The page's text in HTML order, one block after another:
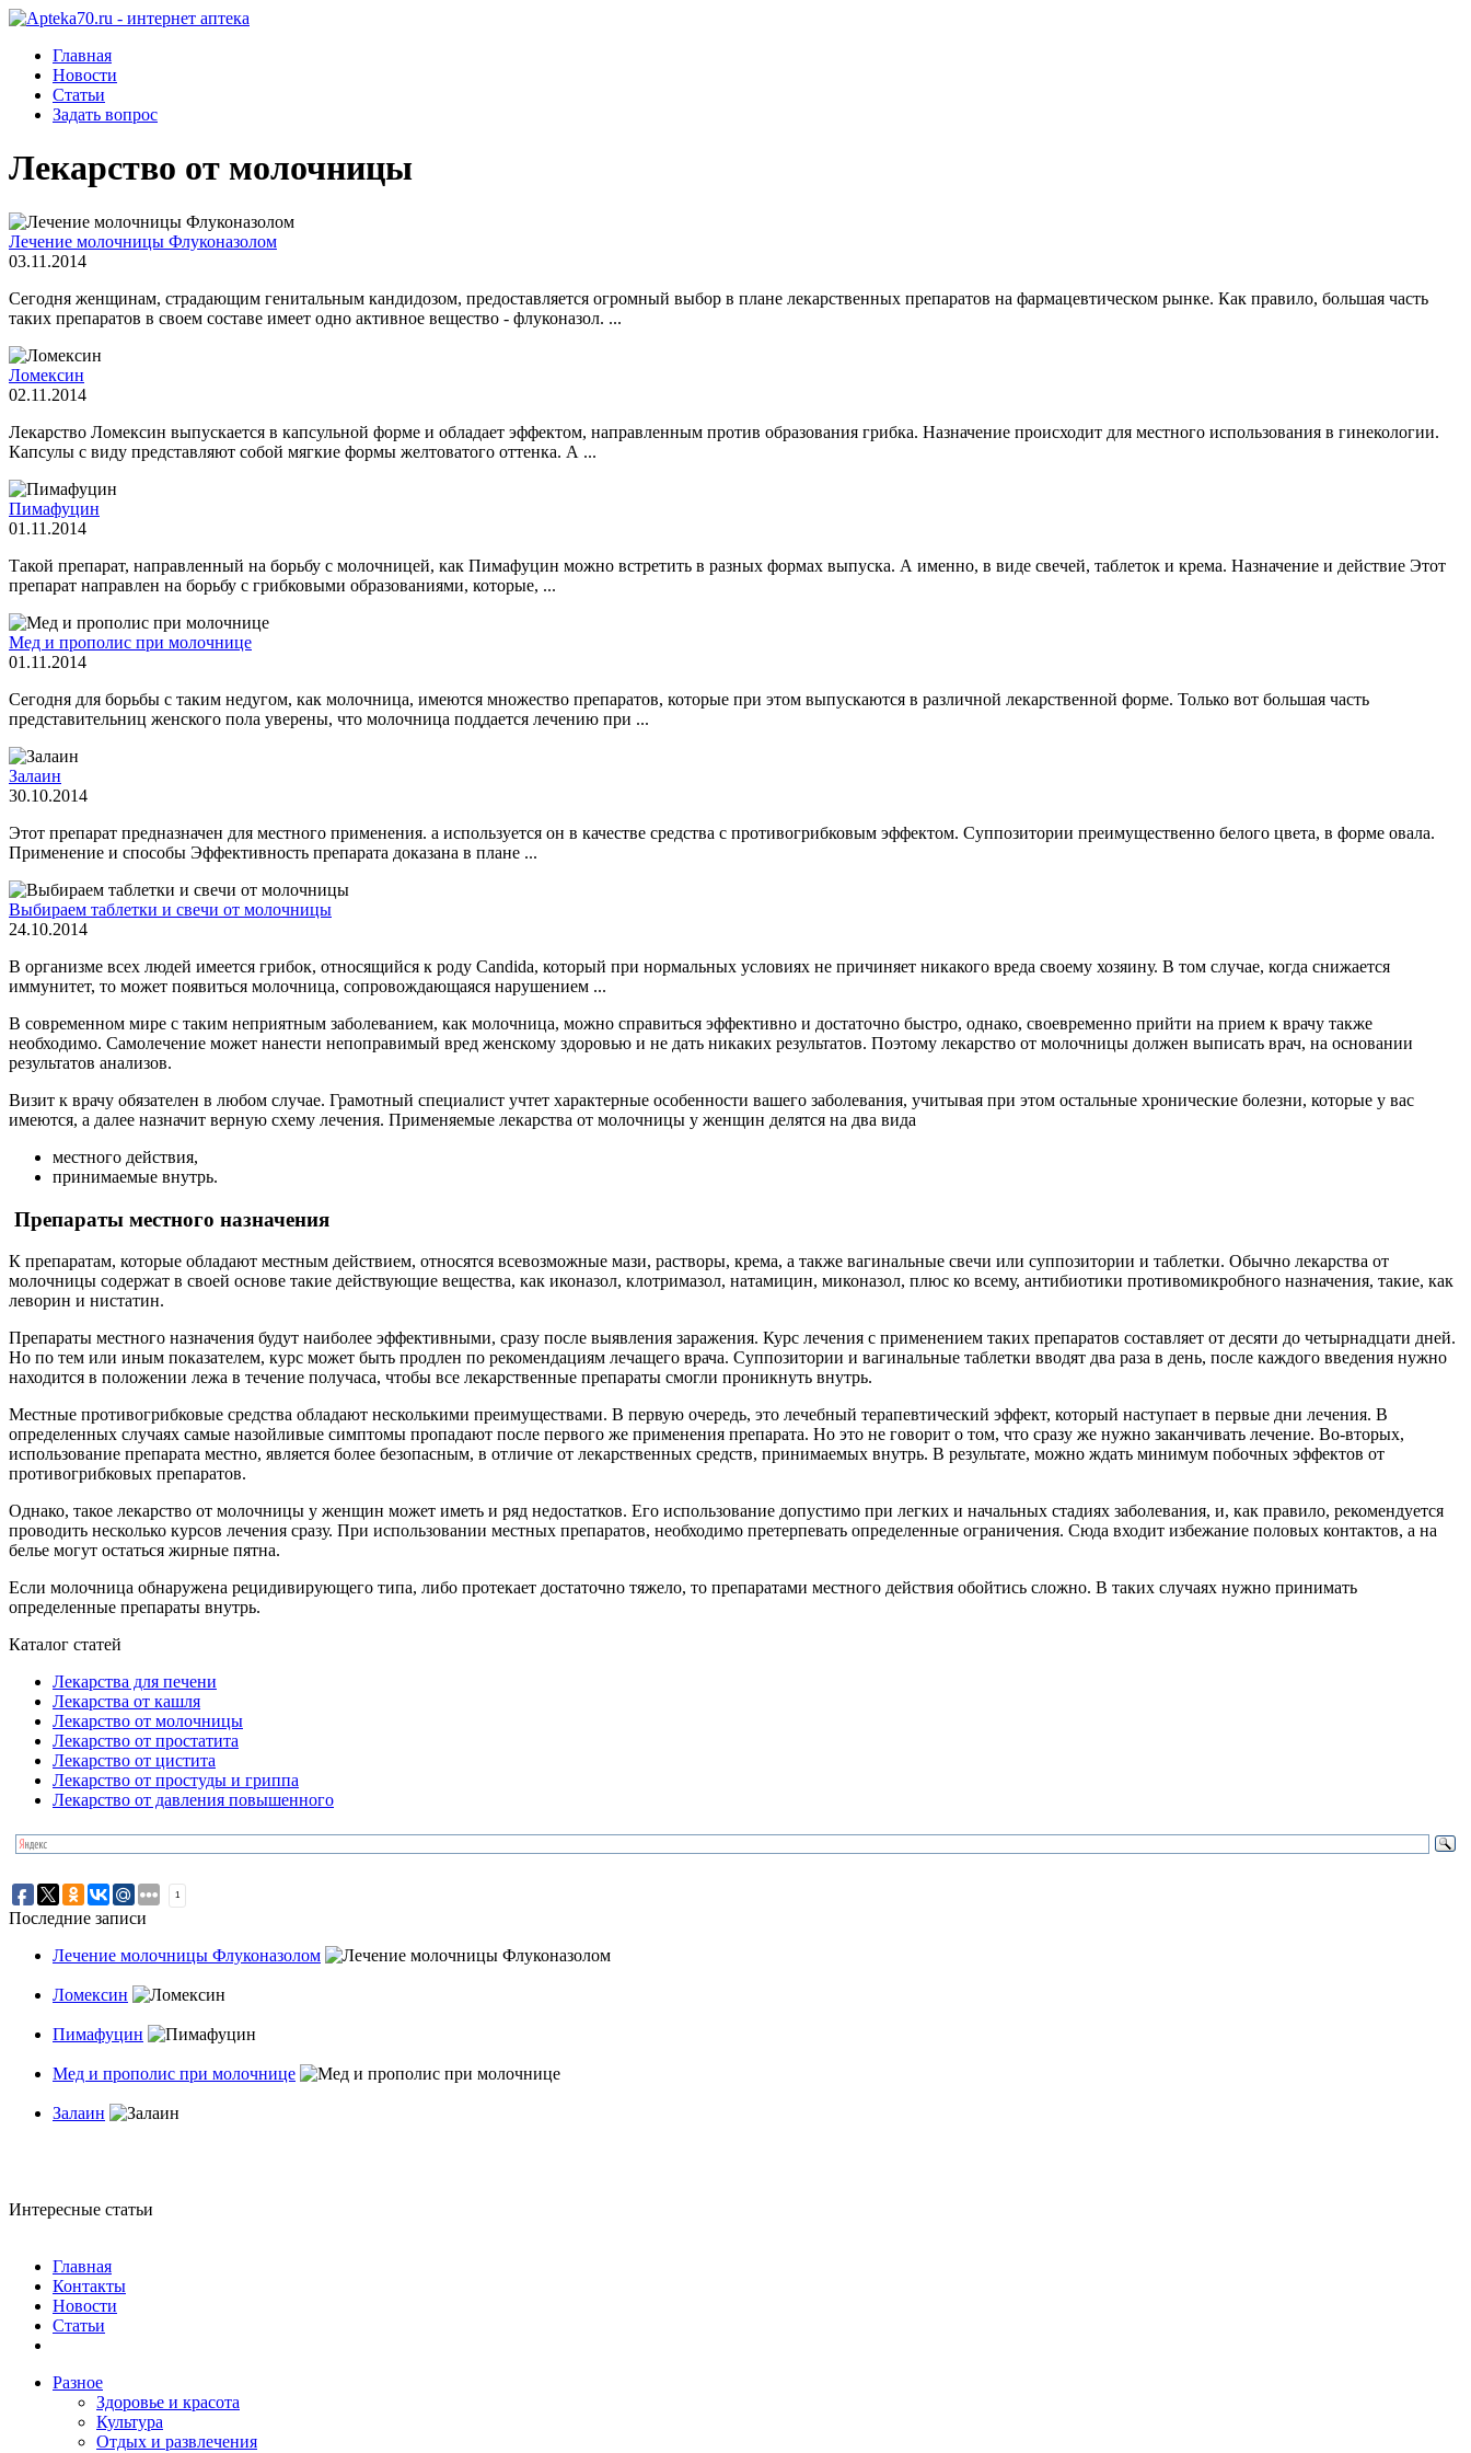
Главная
Новости
Статьи
Задать вопрос
Лекарство от молочницы
Лечение молочницы Флуконазолом
03.11.2014
Сегодня женщинам, страдающим генитальным кандидозом, предоставляется огромный выбор в плане лекарственных препаратов на фармацевтическом рынке. Как правило, большая часть
таких препаратов в своем составе имеет одно активное вещество - флуконазол. ...
Ломексин
02.11.2014
Лекарство Ломексин выпускается в капсульной форме и обладает эффектом, направленным против образования грибка. Назначение происходит для местного использования в гинекологии.
Капсулы с виду представляют собой мягкие формы желтоватого оттенка. А ...
Пимафуцин
01.11.2014
Такой препарат, направленный на борьбу с молочницей, как Пимафуцин можно встретить в разных формах выпуска. А именно, в виде свечей, таблеток и крема. Назначение и действие Этот
препарат направлен на борьбу с грибковыми образованиями, которые, ...
Мед и прополис при молочнице
01.11.2014
Сегодня для борьбы с таким недугом, как молочница, имеются множество препаратов, которые при этом выпускаются в различной лекарственной форме. Только вот большая часть
представительниц женского пола уверены, что молочница поддается лечению при ...
Залаин
30.10.2014
Этот препарат предназначен для местного применения. а используется он в качестве средства с противогрибковым эффектом. Суппозитории преимущественно белого цвета, в форме овала.
Применение и способы Эффективность препарата доказана в плане ...
Выбираем таблетки и свечи от молочницы
24.10.2014
В организме всех людей имеется грибок, относящийся к роду Candida, который при нормальных условиях не причиняет никакого вреда своему хозяину. В том случае, когда снижается
иммунитет, то может появиться молочница, сопровождающаяся нарушением ...
В современном мире с таким неприятным заболеванием, как молочница, можно справиться эффективно и достаточно быстро, однако, своевременно прийти на прием к врачу также
необходимо. Самолечение может нанести непоправимый вред женскому здоровью и не дать никаких результатов. Поэтому лекарство от молочницы должен выписать врач, на основании
результатов анализов.
Визит к врачу обязателен в любом случае. Грамотный специалист учтет характерные особенности вашего заболевания, учитывая при этом остальные хронические болезни, которые у вас
имеются, а далее назначит верную схему лечения. Применяемые лекарства от молочницы у женщин делятся на два вида
местного действия,
принимаемые внутрь.
Препараты местного назначения
К препаратам, которые обладают местным действием, относятся всевозможные мази, растворы, крема, а также вагинальные свечи или суппозитории и таблетки. Обычно лекарства от
молочницы содержат в своей основе такие действующие вещества, как иконазол, клотримазол, натамицин, миконазол, плюс ко всему, антибиотики противомикробного назначения, такие, как
леворин и нистатин.
Препараты местного назначения будут наиболее эффективными, сразу после выявления заражения. Курс лечения с применением таких препаратов составляет от десяти до четырнадцати дней.
Но по тем или иным показателем, курс может быть продлен по рекомендациям лечащего врача. Суппозитории и вагинальные таблетки вводят два раза в день, после каждого введения нужно
находится в положении лежа в течение получаса, чтобы все лекарственные препараты смогли проникнуть внутрь.
Местные противогрибковые средства обладают несколькими преимуществами. В первую очередь, это лечебный терапевтический эффект, который наступает в первые дни лечения. В
определенных случаях самые назойливые симптомы пропадают после первого же применения препарата. Но это не говорит о том, что сразу же нужно заканчивать лечение. Во-вторых,
использование препарата местно, является более безопасным, в отличие от лекарственных средств, принимаемых внутрь. В результате, можно ждать минимум побочных эффектов от
противогрибковых препаратов.
Однако, такое лекарство от молочницы у женщин может иметь и ряд недостатков. Его использование допустимо при легких и начальных стадиях заболевания, и, как правило, рекомендуется
проводить несколько курсов лечения сразу. При использовании местных препаратов, необходимо претерпевать определенные ограничения. Сюда входит избежание половых контактов, а на
белье могут остаться жирные пятна.
Если молочница обнаружена рецидивирующего типа, либо протекает достаточно тяжело, то препаратами местного действия обойтись сложно. В таких случаях нужно принимать
определенные препараты внутрь.
Каталог статей
Лекарства для печени
Лекарства от кашля
Лекарство от молочницы
Лекарство от простатита
Лекарство от цистита
Лекарство от простуды и гриппа
Лекарство от давления повышенного
1
Последние записи
Лечение молочницы Флуконазолом
Ломексин
Пимафуцин
Мед и прополис при молочнице
Залаин
Интересные статьи
Главная
Контакты
Новости
Статьи
Разное
Здоровье и красота
Культура
Отдых и развлечения